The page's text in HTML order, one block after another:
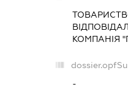
КОМПАНІЯ
-